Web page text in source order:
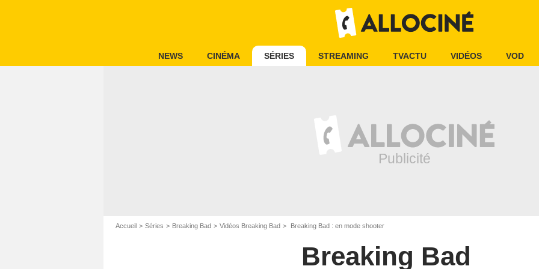
NEWS CINÉMA SÉRIES STREAMING TVACTU VIDÉOS VOD
Accueil Séries Breaking Bad Vidéos Breaking Bad Breaking Bad : en mode shooter
Breaking Bad